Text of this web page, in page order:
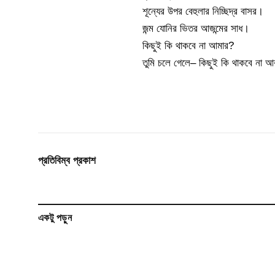
শূন্যের উপর বেহুলার নিচ্ছিদ্র বাসর।
জন্ম যোনির ভিতর আজন্মের সাধ।
কিছুই কি থাকবে না আমার?
তুমি চলে গেলে– কিছুই কি থাকবে না
প্রতিবিম্ব প্রকাশ
একটু পড়ুন